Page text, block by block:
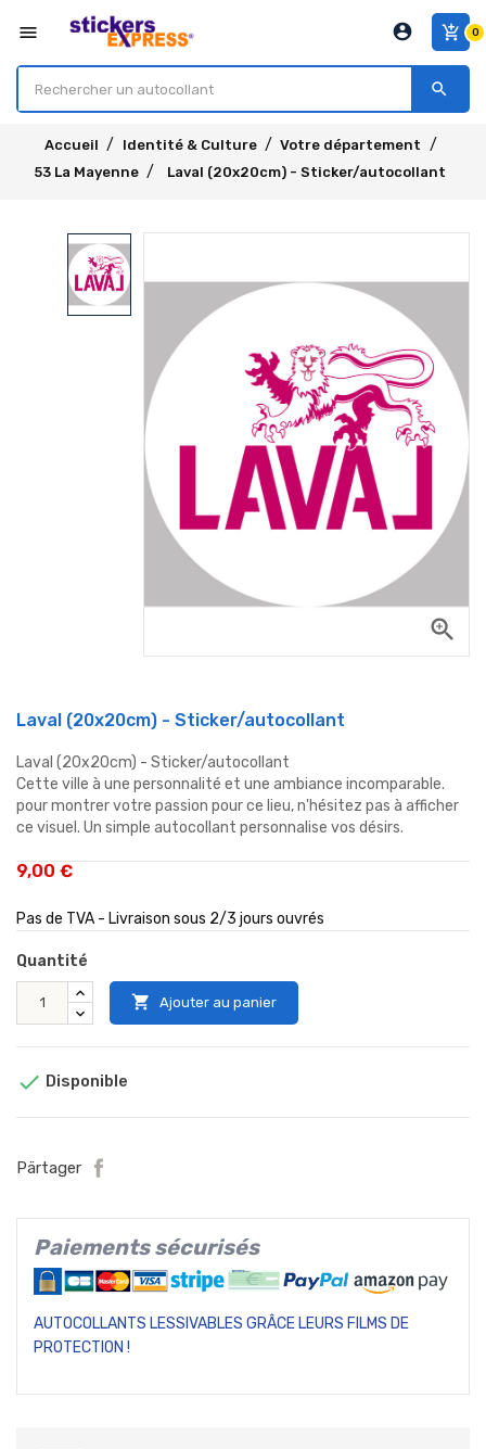
menu add_shopping_cart 0
account_circle
search
Accueil Identité & Culture
Votre département
53 La Mayenne
Laval (20x20cm) - Sticker/autocollant
zoom_in
Laval (20x20cm) - Sticker/autocollant
Laval (20x20cm) - Sticker/autocollant
Cette ville à une personnalité et une ambiance incomparable.
pour montrer votre passion pour ce lieu, n'hésitez pas à afficher
ce visuel. Un simple autocollant personnalise vos désirs.
9,00 €
Pas de TVA - Livraison sous 2/3 jours ouvrés
Quantité
 Ajouter au panier
 Disponible
Pärtager
Paiements sécurisés
AUTOCOLLANTS LESSIVABLES GRÂCE LEURS FILMS DE
PROTECTION !